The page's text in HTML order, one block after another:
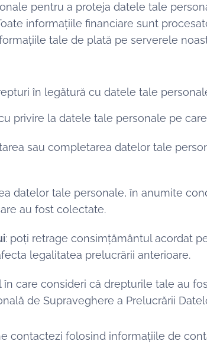
pentru a proteja datele tale
informațiile financiare sunt
tale de plată pe serverele
în legătură cu datele tale
privire la datele tale personale pe
sau completarea datelor tale
datelor tale personale, în anumite
au fost colectate.
: poți retrage consimțământul acordat
legalitatea prelucrării anterioare.
în care consideri că drepturile tale au
de Supraveghere a Prelucrării
contactezi folosind informațiile de